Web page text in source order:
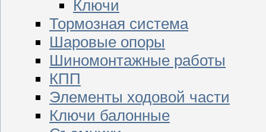
Ключи
Тормозная система
Шаровые опоры
Шиномонтажные работы
КПП
Элементы ходовой части
Ключи балонные